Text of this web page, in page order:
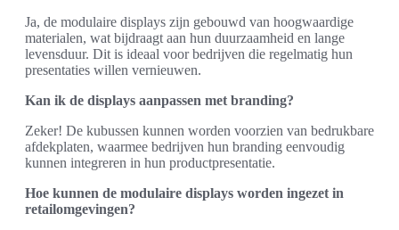
Ja, de modulaire displays zijn gebouwd van hoogwaardige
materialen, wat bijdraagt aan hun duurzaamheid en lange
levensduur. Dit is ideaal voor bedrijven die regelmatig hun
presentaties willen vernieuwen.
Kan ik de displays aanpassen met branding?
Zeker! De kubussen kunnen worden voorzien van bedrukbare
afdekplaten, waarmee bedrijven hun branding eenvoudig
kunnen integreren in hun productpresentatie.
Hoe kunnen de modulaire displays worden ingezet in
retailomgevingen?